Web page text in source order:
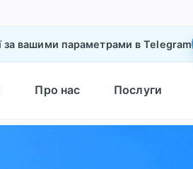
за вашими параметрами в Telegram
Про нас Послуги